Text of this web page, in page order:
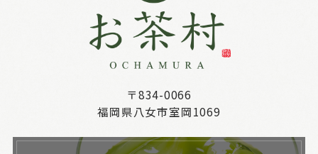
〒834-0066
福岡県八女市室岡1069